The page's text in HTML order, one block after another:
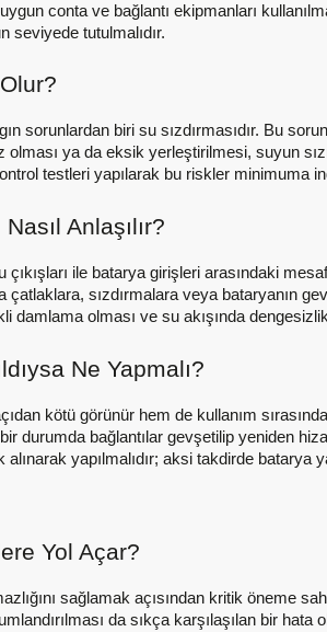
conta ve bağlantı ekipmanları
seviyede tutulmalıdır.
sorunlardan biri su sızdırmasıdır. Bu
olması ya da eksik yerleştirilmesi, suyun
testleri yapılarak bu riskler minimuma
Anlaşılır?
çıkışları ile batarya girişleri arasındaki
sızdırmalara veya bataryanın
damlama olması ve su akışında
Ne Yapmalı?
kötü görünür hem de kullanım
durumda bağlantılar gevşetilip yeniden
yapılmalıdır; aksi takdirde batarya
Yol Açar?
sağlamak açısından kritik öneme
da sıkça karşılaşılan bir